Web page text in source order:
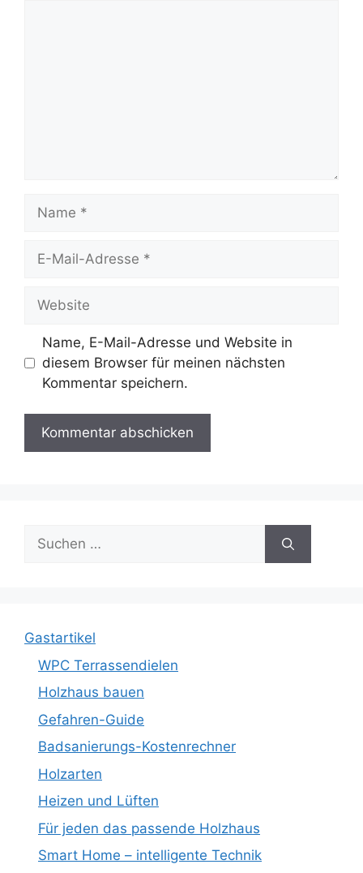
Mail-
Name, E-Mail-Adresse und Website in
diesem Browser für meinen nächsten
Kommentar speichern.
Suche
nach:
Gastartikel
WPC Terrassendielen
Holzhaus bauen
Gefahren-Guide
Badsanierungs-Kostenrechner
Holzarten
Heizen und Lüften
Für jeden das passende Holzhaus
Smart Home – intelligente Technik